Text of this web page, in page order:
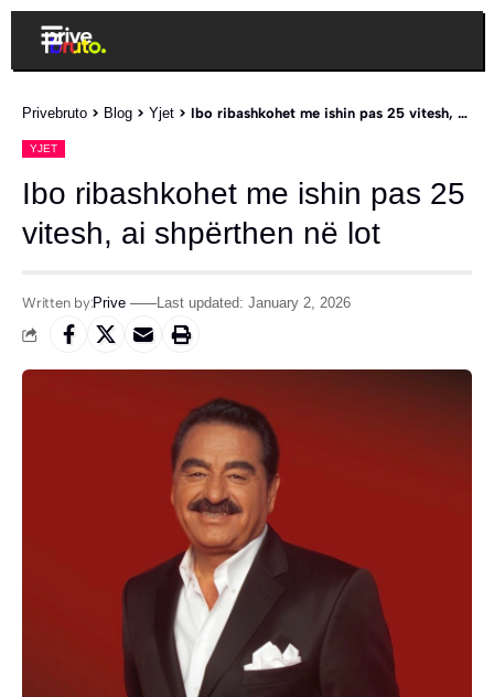
Privebruto > Blog > Yjet > Ibo ribashkohet me ishin pas 25 vitesh, ai shpërthen në lot
YJET
Ibo ribashkohet me ishin pas 25
vitesh, ai shpërthen në lot
Written by:Prive Last updated: January 2, 2026